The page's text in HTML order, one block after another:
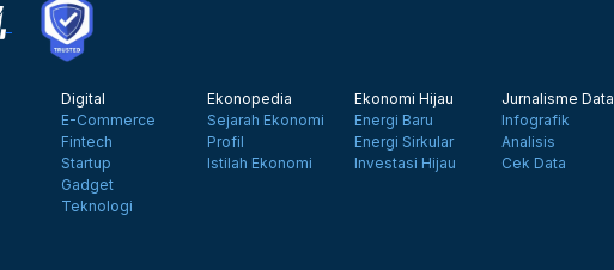
Digital
E-Commerce
Fintech
Startup
Gadget
Teknologi
Ekonopedia
Sejarah Ekonomi
Profil
Istilah Ekonomi
Ekonomi Hijau
Energi Baru
Energi Sirkular
Investasi Hijau
Jurnalisme Data
Infografik
Analisis
Cek Data